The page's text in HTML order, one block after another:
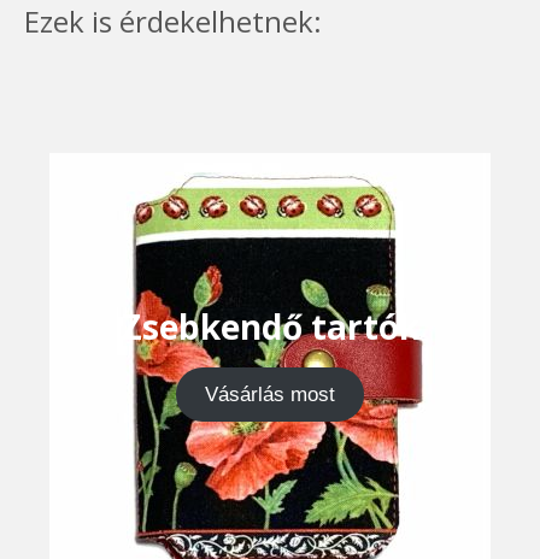
Ezek is érdekelhetnek:
Zsebkendő tartók
Vásárlás most